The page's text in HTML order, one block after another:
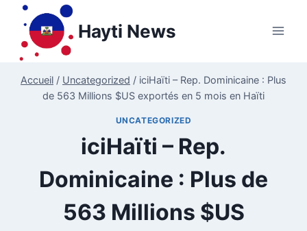
Aller
contenu
Hayti News
Accueil / Uncategorized / iciHaïti – Rep. Dominicaine : Plus
de 563 Millions $US exportés en 5 mois en Haïti
UNCATEGORIZED
iciHaïti – Rep.
Dominicaine : Plus de
563 Millions $US